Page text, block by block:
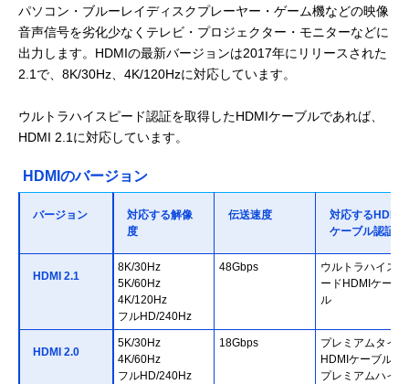
パソコン・ブルーレイディスクプレーヤー・ゲーム機などの映像
音声信号を劣化少なくテレビ・プロジェクター・モニターなどに
出力します。HDMIの最新バージョンは2017年にリリースされた
2.1で、8K/30Hz、4K/120Hzに対応しています。
ウルトラハイスピード認証を取得したHDMIケーブルであれば、
HDMI 2.1に対応しています。
HDMIのバージョン
バージョン
対応する解像
度
伝送速度
対応するHDMI
ケーブル認証
HDMI 2.1
8K/30Hz
5K/60Hz
4K/120Hz
フルHD/240Hz
48Gbps
ウルトラハイスピ
ードHDMIケーブ
ル
HDMI 2.0
5K/30Hz
4K/60Hz
フルHD/240Hz
18Gbps
プレミアムタイプ
HDMIケーブル／
プレミアムハイス